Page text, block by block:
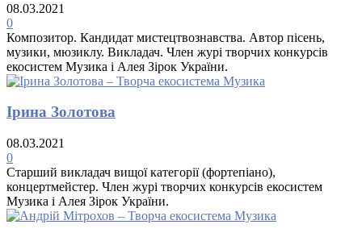
08.03.2021
0
Композитор. Кандидат мистецтвознавства. Автор пісень,
музики, мюзиклу. Викладач. Член журі творчих конкурсів
екосистем Музика і Алея Зірок України.
Ірина Золотова
08.03.2021
0
Старший викладач вищої категорії (фортепіано),
концертмейстер. Член журі творчих конкурсів екосистем
Музика і Алея Зірок України.